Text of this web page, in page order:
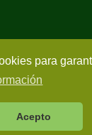
para
Acepto
2026